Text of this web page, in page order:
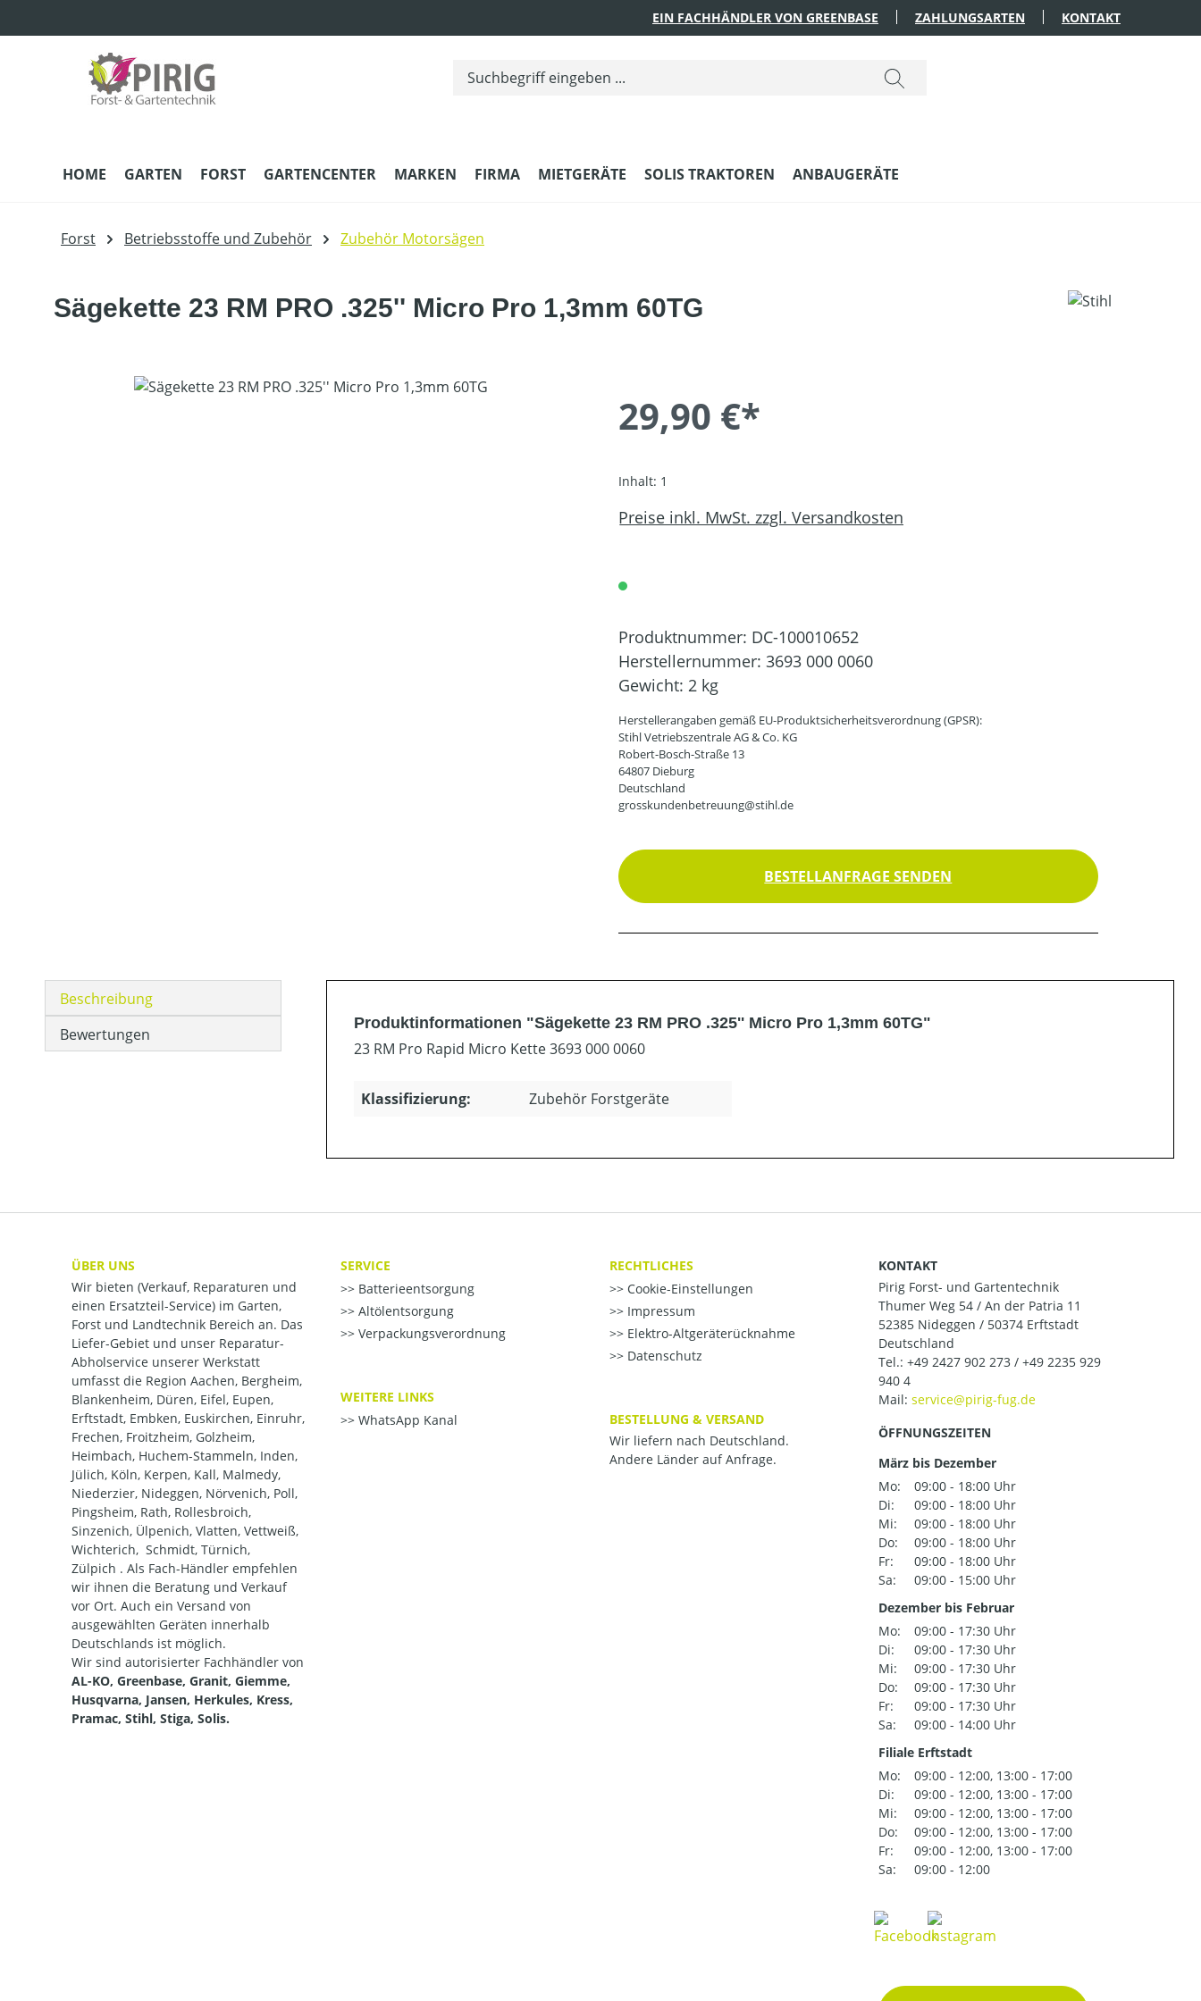
EIN FACHHÄNDLER VON GREENBASE ZAHLUNGSARTEN KONTAKT
HOME GARTEN FORST GARTENCENTER MARKEN FIRMA MIETGERÄTE SOLIS TRAKTOREN ANBAUGERÄTE
Forst Betriebsstoffe und Zubehör Zubehör Motorsägen
Sägekette 23 RM PRO .325'' Micro Pro 1,3mm 60TG
Bildergalerie überspringen
29,90 €*
Inhalt: 1
Preise inkl. MwSt. zzgl. Versandkosten
Produktnummer: DC-100010652
Herstellernummer: 3693 000 0060
Gewicht: 2 kg
Herstellerangaben gemäß EU-Produktsicherheitsverordnung (GPSR):
Stihl Vetriebszentrale AG & Co. KG
Robert-Bosch-Straße 13
64807 Dieburg
Deutschland
grosskundenbetreuung@stihl.de
BESTELLANFRAGE SENDEN
Beschreibung
Bewertungen
Produktinformationen "Sägekette 23 RM PRO .325'' Micro Pro 1,3mm 60TG"
23 RM Pro Rapid Micro Kette 3693 000 0060
Klassifizierung: Zubehör Forstgeräte
ÜBER UNS
Wir bieten (Verkauf, Reparaturen und
einen Ersatzteil-Service) im Garten,
Forst und Landtechnik Bereich an. Das
Liefer-Gebiet und unser Reparatur-
Abholservice unserer Werkstatt
umfasst die Region Aachen, Bergheim,
Blankenheim, Düren, Eifel, Eupen,
Erftstadt, Embken, Euskirchen, Einruhr,
Frechen, Froitzheim, Golzheim,
Heimbach, Huchem-Stammeln, Inden,
Jülich, Köln, Kerpen, Kall, Malmedy,
Niederzier, Nideggen, Nörvenich, Poll,
Pingsheim, Rath, Rollesbroich,
Sinzenich, Ülpenich, Vlatten, Vettweiß,
Wichterich, Schmidt, Türnich,
Zülpich . Als Fach-Händler empfehlen
wir ihnen die Beratung und Verkauf
vor Ort. Auch ein Versand von
ausgewählten Geräten innerhalb
Deutschlands ist möglich.
Wir sind autorisierter Fachhändler von
AL-KO, Greenbase, Granit, Giemme,
Husqvarna, Jansen, Herkules, Kress,
Pramac, Stihl, Stiga, Solis.
SERVICE
Batterieentsorgung
Altölentsorgung
Verpackungsverordnung
WEITERE LINKS
WhatsApp Kanal
RECHTLICHES
Cookie-Einstellungen
Impressum
Elektro-Altgeräterücknahme
Datenschutz
BESTELLUNG & VERSAND
Wir liefern nach Deutschland.
Andere Länder auf Anfrage.
KONTAKT
Pirig Forst- und Gartentechnik
Thumer Weg 54 / An der Patria 11
52385 Nideggen / 50374 Erftstadt
Deutschland
Tel.: +49 2427 902 273 / +49 2235 929
940 4
Mail:
ÖFFNUNGSZEITEN
März bis Dezember
Mo:
09:00 - 18:00 Uhr
Di:
09:00 - 18:00 Uhr
Mi:
09:00 - 18:00 Uhr
Do:
09:00 - 18:00 Uhr
Fr:
09:00 - 18:00 Uhr
Sa:
09:00 - 15:00 Uhr
Dezember bis Februar
Mo:
09:00 - 17:30 Uhr
Di:
09:00 - 17:30 Uhr
Mi:
09:00 - 17:30 Uhr
Do:
09:00 - 17:30 Uhr
Fr:
09:00 - 17:30 Uhr
Sa:
09:00 - 14:00 Uhr
Filiale Erftstadt
Mo:
09:00 - 12:00, 13:00 - 17:00
Di:
09:00 - 12:00, 13:00 - 17:00
Mi:
09:00 - 12:00, 13:00 - 17:00
Do:
09:00 - 12:00, 13:00 - 17:00
Fr:
09:00 - 12:00, 13:00 - 17:00
Sa:
09:00 - 12:00